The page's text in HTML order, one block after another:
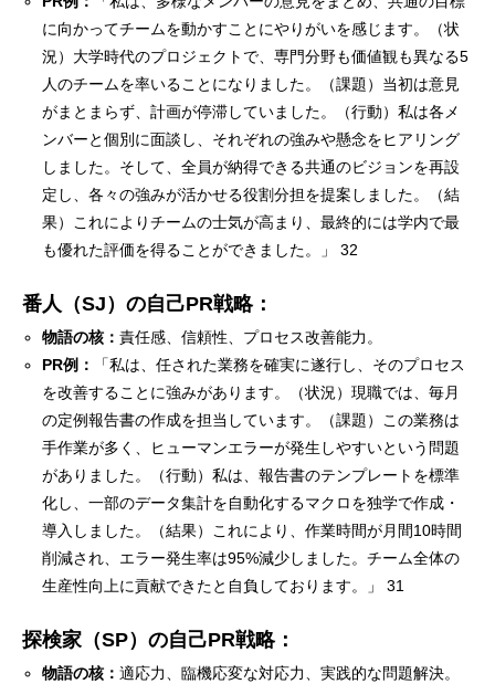
に向かってチームを動かすことにやりがいを感じます。（状
況）大学時代のプロジェクトで、専門分野も価値観も異なる5
人のチームを率いることになりました。（課題）当初は意見
がまとまらず、計画が停滞していました。（行動）私は各メ
ンバーと個別に面談し、それぞれの強みや懸念をヒアリング
しました。そして、全員が納得できる共通のビジョンを再設
定し、各々の強みが活かせる役割分担を提案しました。（結
果）これによりチームの士気が高まり、最終的には学内で最
も優れた評価を得ることができました。」 32
番人（SJ）の自己PR戦略：
物語の核：責任感、信頼性、プロセス改善能力。
PR例：
「私は、任された業務を確実に遂行し、そのプロセス
を改善することに強みがあります。（状況）現職では、毎月
の定例報告書の作成を担当しています。（課題）この業務は
手作業が多く、ヒューマンエラーが発生しやすいという問題
がありました。（行動）私は、報告書のテンプレートを標準
化し、一部のデータ集計を自動化するマクロを独学で作成・
導入しました。（結果）これにより、作業時間が月間10時間
削減され、エラー発生率は95%減少しました。チーム全体の
生産性向上に貢献できたと自負しております。」 31
探検家（SP）の自己PR戦略：
物語の核：適応力、臨機応変な対応力、実践的な問題解決。